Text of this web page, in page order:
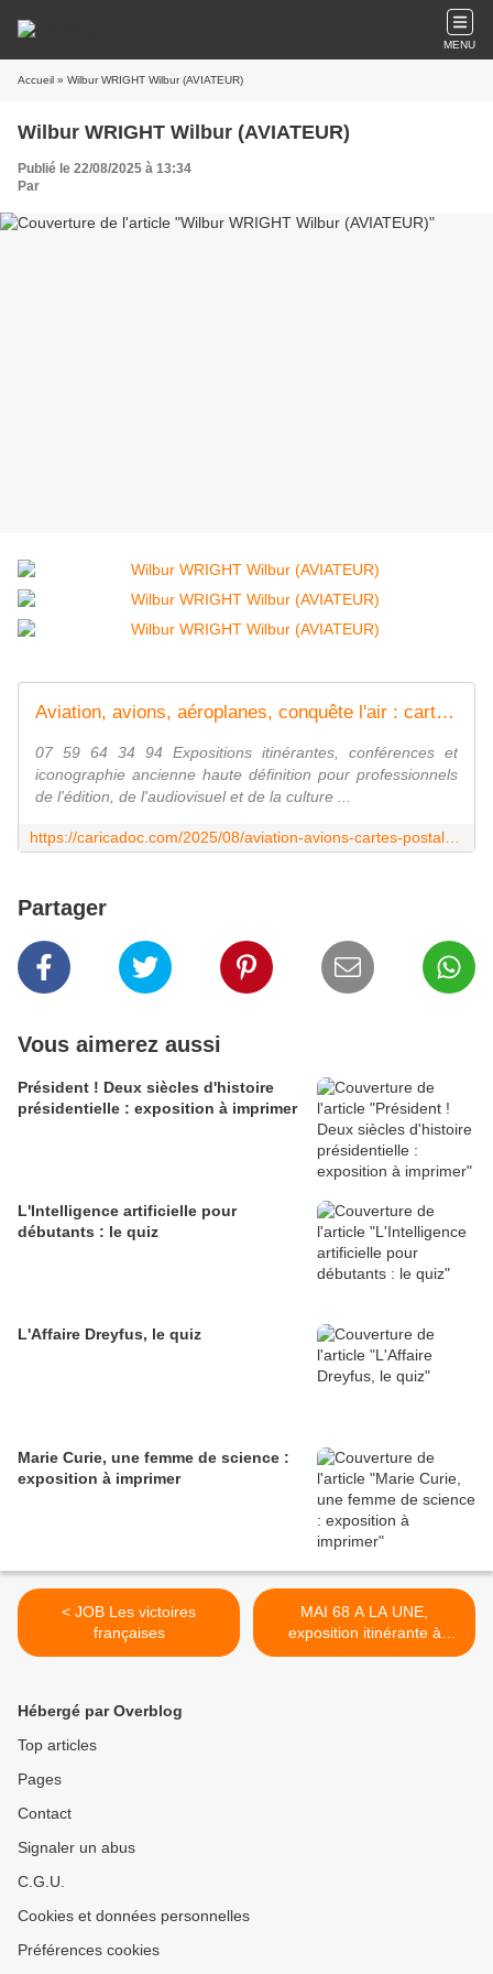
MENU
Accueil » Wilbur WRIGHT Wilbur (AVIATEUR)
Wilbur WRIGHT Wilbur (AVIATEUR)
Publié le 22/08/2025 à 13:34
Par
Aviation, avions, aéroplanes, conquête l'air : cartes postales - Expositions à Louer C A R I C A D O C
07 59 64 34 94 Expositions itinérantes, conférences et
iconographie ancienne haute définition pour professionnels
de l'édition, de l'audiovisuel et de la culture ...
Partager
Vous aimerez aussi
Président ! Deux siècles d'histoire
présidentielle : exposition à imprimer
L'Intelligence artificielle pour
débutants : le quiz
L'Affaire Dreyfus, le quiz
Marie Curie, une femme de science :
exposition à imprimer
< JOB Les victoires
françaises
MAI 68 A LA UNE,
exposition itinérante à
imprimer >
Hébergé par Overblog
Top articles
Pages
Contact
Signaler un abus
C.G.U.
Cookies et données personnelles
Préférences cookies